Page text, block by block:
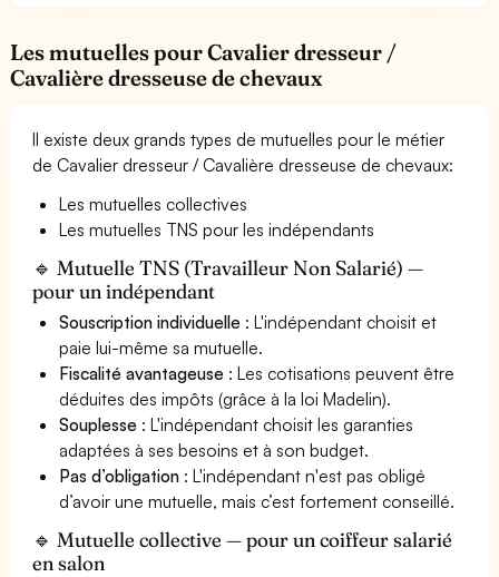
Les mutuelles pour Cavalier dresseur /
Cavalière dresseuse de chevaux
Il existe deux grands types de mutuelles pour le métier
de Cavalier dresseur / Cavalière dresseuse de chevaux:
Les mutuelles collectives
Les mutuelles TNS pour les indépendants
🔹 Mutuelle TNS (Travailleur Non Salarié) —
pour un indépendant
Souscription individuelle : L'indépendant choisit et
paie lui-même sa mutuelle.
Fiscalité avantageuse : Les cotisations peuvent être
déduites des impôts (grâce à la loi Madelin).
Souplesse : L'indépendant choisit les garanties
adaptées à ses besoins et à son budget.
Pas d’obligation : L'indépendant n'est pas obligé
d’avoir une mutuelle, mais c’est fortement conseillé.
🔹 Mutuelle collective — pour un coiffeur salarié
en salon